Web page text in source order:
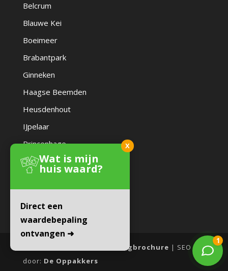
Belcrum
Blauwe Kei
Boeimeer
Brabantpark
Ginneken
Haagse Beemden
Heusdenhout
IJpelaar
Princenhage
Zandberg
Online Woningbrochure | SEO
door: De Oppakkers
Wat is mijn
huis waard?
Direct een
waardebepaling
ontvangen ➜
X